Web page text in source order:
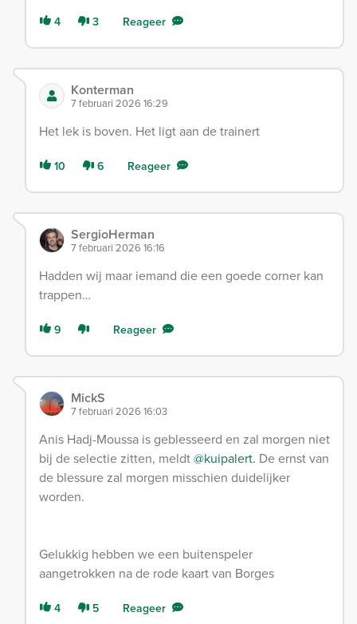
4 3 Reageer
Konterman
7 februari 2026 16:29
Het lek is boven. Het ligt aan de trainert
10 6 Reageer
SergioHerman
7 februari 2026 16:16
Hadden wij maar iemand die een goede corner kan
trappen…
9 Reageer
MickS
7 februari 2026 16:03
Anis Hadj-Moussa is geblesseerd en zal morgen niet
bij de selectie zitten, meldt@kuipalert. De ernst van
de blessure zal morgen misschien duidelijker
worden.
Gelukkig hebben we een buitenspeler
aangetrokken na de rode kaart van Borges
4 5 Reageer